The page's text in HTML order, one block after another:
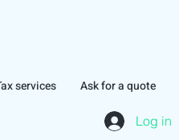
services Ask for a quote
Log in